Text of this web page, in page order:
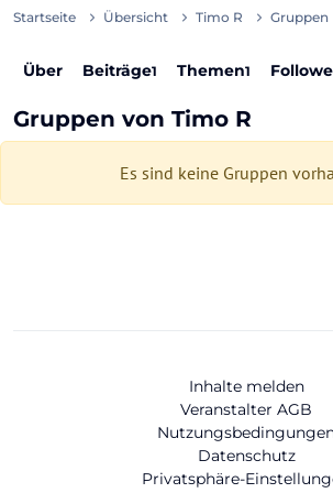
Startseite Übersicht Timo R Gruppen
Über Beiträge1 Themen1
Gruppen von Timo R
Es sind keine Gruppen
Inhalte melden
Veranstalter AGB
Datenschutz
Privatsphäre-